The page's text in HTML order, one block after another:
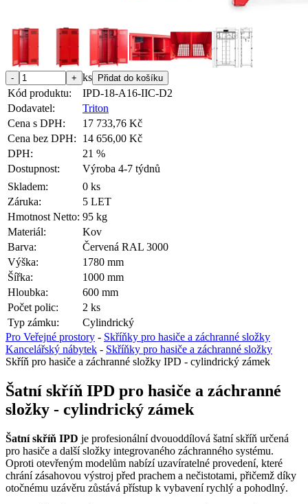
ks
Kód produktu:
IPD-18-A16-IIC-D2
Dodavatel:
Triton
Cena s DPH:
17 733,76 Kč
Cena bez DPH:
14 656,00 Kč
DPH:
21 %
Dostupnost:
Výroba 4-7 týdnů
Skladem:
0 ks
Záruka:
5 LET
Hmotnost Netto: 95 kg
Materiál:
Kov
Barva:
Červená RAL 3000
Výška:
1780 mm
Šířka:
1000 mm
Hloubka:
600 mm
Počet polic:
2 ks
Typ zámku:
Cylindrický
Pro Veřejné prostory - Skříňky pro hasiče a záchranné složky
Kancelářský nábytek - Skříňky pro hasiče a záchranné složky
Skříň pro hasiče a záchranné složky IPD - cylindrický zámek
Šatní skříň IPD pro hasiče a záchranné
složky - cylindrický zámek
Šatní skříň IPD je profesionální dvouoddílová šatní skříň určená
pro hasiče a další složky integrovaného záchranného systému.
Oproti otevřeným modelům nabízí uzavíratelné provedení, které
chrání zásahovou výstroj před prachem a nečistotami, přičemž díky
otočnému uzávěru zůstává přístup k vybavení rychlý a pohodlný.